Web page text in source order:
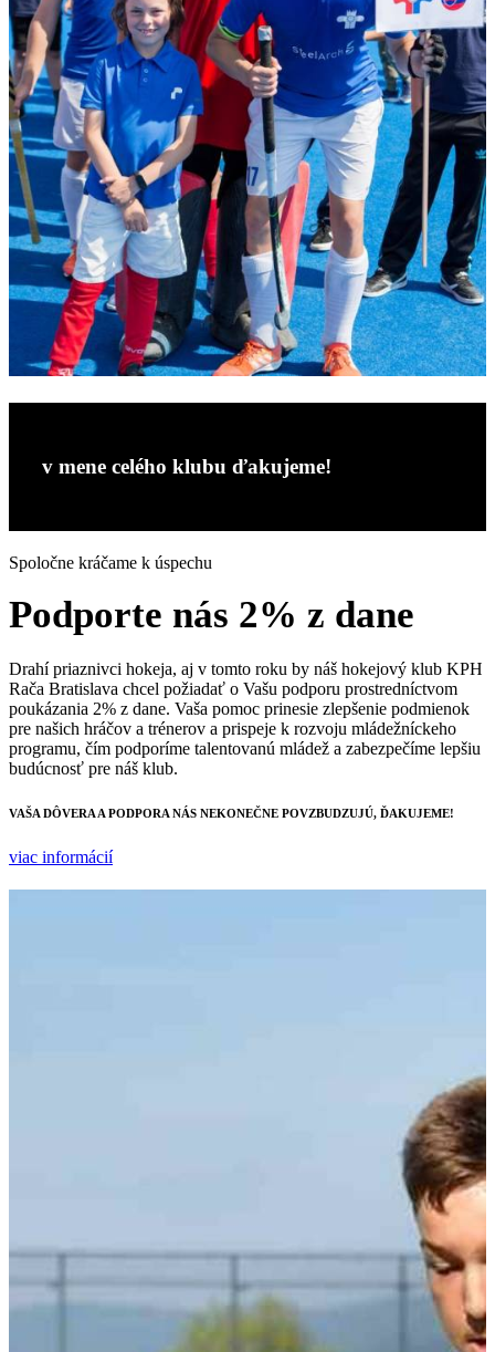
v mene celého klubu ďakujeme!
Spoločne kráčame k úspechu
Podporte nás 2% z dane
Drahí priaznivci hokeja, aj v tomto roku by náš hokejový klub KPH
Rača Bratislava chcel požiadať o Vašu podporu prostredníctvom
poukázania 2% z dane. Vaša pomoc prinesie zlepšenie podmienok
pre našich hráčov a trénerov a prispeje k rozvoju mládežníckeho
programu, čím podporíme talentovanú mládež a zabezpečíme lepšiu
budúcnosť pre náš klub.
VAŠA DÔVERA A PODPORA NÁS NEKONEČNE POVZBUDZUJÚ, ĎAKUJEME!
viac informácií